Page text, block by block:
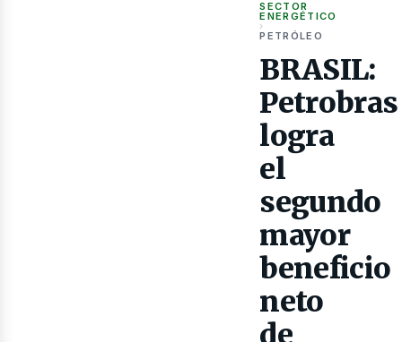
SECTOR
ENERGÉTICO
›
PETRÓLEO
BRASIL:
Petrobras
logra
el
segundo
mayor
beneficio
neto